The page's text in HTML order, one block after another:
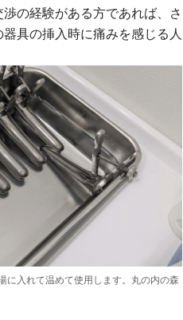
の経験がある方であれば、さ
具の挿入時に痛みを感じる人
に入れて温めて使用します。丸の内の森